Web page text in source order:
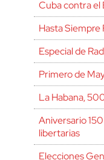
Cuba contra el
Hasta Siempre
Especial de
Primero de
La Habana,
Aniversario
libertarias
Elecciones